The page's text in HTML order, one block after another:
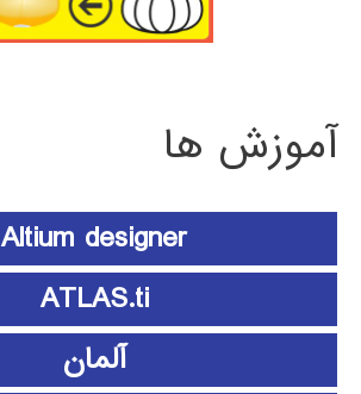
آموزش ها
Altium designer
ATLAS.ti
آلمان